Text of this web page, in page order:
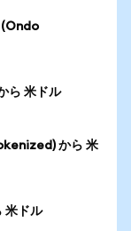
ら 米ドル
から 米
米ドル